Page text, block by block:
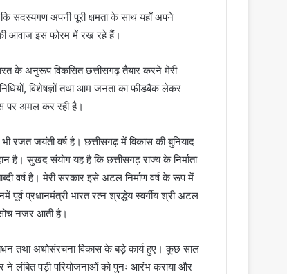
सदस्यगण अपनी पूरी क्षमता के साथ यहाँ अपने
आवाज इस फोरम में रख रहे हैं।
के अनुरूप विकसित छत्तीसगढ़ तैयार करने मेरी
विशेषज्ञों तथा आम जनता का फीडबैक लेकर
पर अमल कर रही है।
रजत जयंती वर्ष है। छत्तीसगढ़ में विकास की बुनियाद
है। सुखद संयोग यह है कि छत्तीसगढ़ राज्य के निर्माता
वर्ष है। मेरी सरकार इसे अटल निर्माण वर्ष के रूप में
प्रधानमंत्री भारत रत्न श्रद्धेय स्वर्गीय श्री अटल
सोच नजर आती है।
तथा अधोसंरचना विकास के बड़े कार्य हुए। कुछ साल
ने लंबित पड़ी परियोजनाओं को पुनः आरंभ कराया और